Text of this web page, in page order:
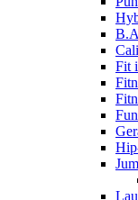
Fit